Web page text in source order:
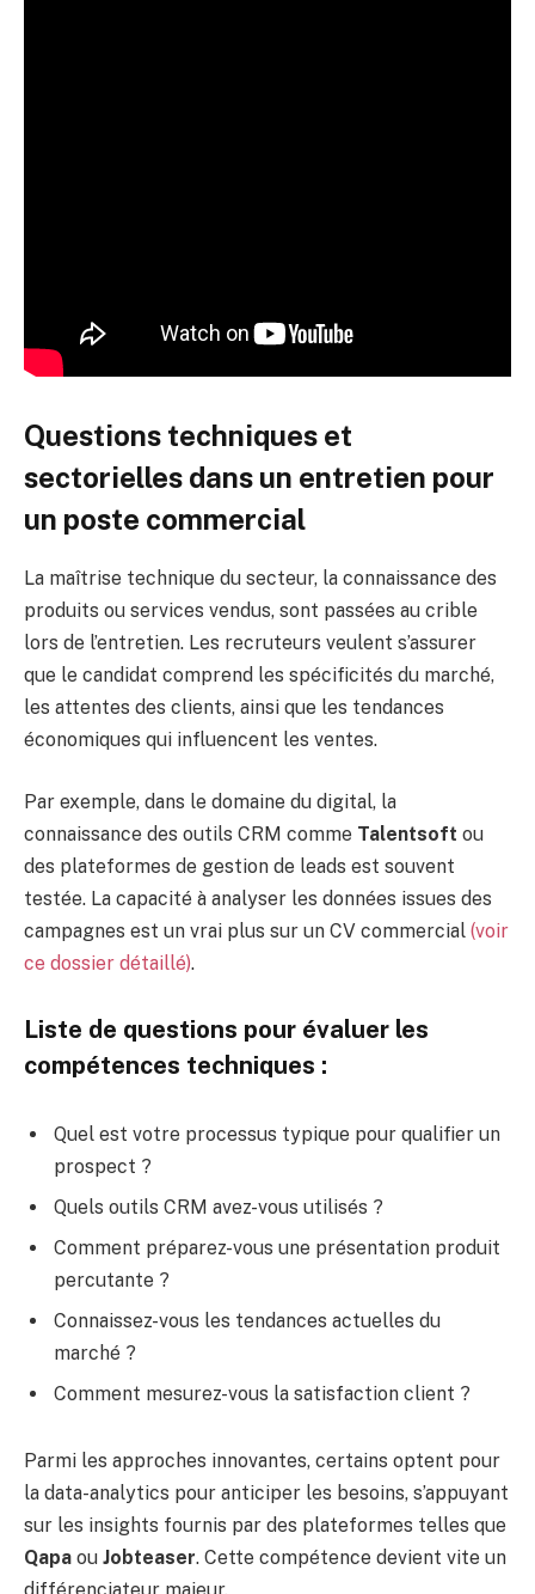
Questions techniques et
sectorielles dans un entretien pour
un poste commercial
La maîtrise technique du secteur, la connaissance des
produits ou services vendus, sont passées au crible
lors de l’entretien. Les recruteurs veulent s’assurer
que le candidat comprend les spécificités du marché,
les attentes des clients, ainsi que les tendances
économiques qui influencent les ventes.
Par exemple, dans le domaine du digital, la
connaissance des outils CRM comme Talentsoft ou
des plateformes de gestion de leads est souvent
testée. La capacité à analyser les données issues des
campagnes est un vrai plus sur un CV commercial (voir
ce dossier détaillé).
Liste de questions pour évaluer les
compétences techniques :
Quel est votre processus typique pour qualifier un
prospect ?
Quels outils CRM avez-vous utilisés ?
Comment préparez-vous une présentation produit
percutante ?
Connaissez-vous les tendances actuelles du
marché ?
Comment mesurez-vous la satisfaction client ?
Parmi les approches innovantes, certains optent pour
la data-analytics pour anticiper les besoins, s’appuyant
sur les insights fournis par des plateformes telles que
Qapa ou Jobteaser. Cette compétence devient vite un